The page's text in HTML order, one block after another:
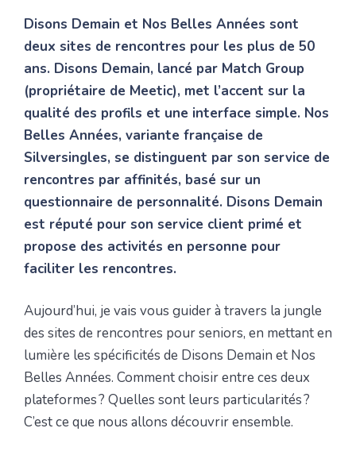
Disons Demain et Nos Belles Années sont
deux sites de rencontres pour les plus de 50
ans. Disons Demain, lancé par Match Group
(propriétaire de Meetic), met l’accent sur la
qualité des profils et une interface simple. Nos
Belles Années, variante française de
Silversingles, se distinguent par son service de
rencontres par affinités, basé sur un
questionnaire de personnalité. Disons Demain
est réputé pour son service client primé et
propose des activités en personne pour
faciliter les rencontres.
Aujourd’hui, je vais vous guider à travers la jungle
des sites de rencontres pour seniors, en mettant en
lumière les spécificités de Disons Demain et Nos
Belles Années. Comment choisir entre ces deux
plateformes ? Quelles sont leurs particularités ?
C’est ce que nous allons découvrir ensemble.